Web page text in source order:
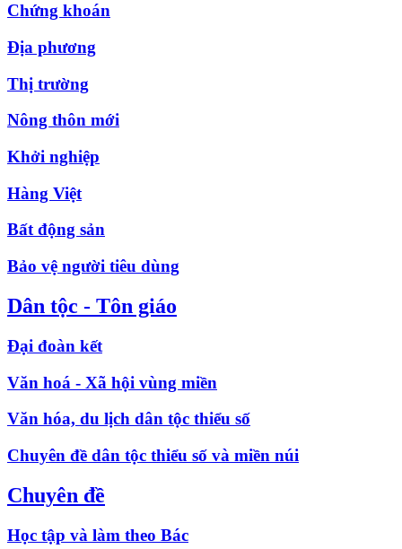
Chứng khoán
Địa phương
Thị trường
Nông thôn mới
Khởi nghiệp
Hàng Việt
Bất động sản
Bảo vệ người tiêu dùng
Dân tộc - Tôn giáo
Đại đoàn kết
Văn hoá - Xã hội vùng miền
Văn hóa, du lịch dân tộc thiểu số
Chuyên đề dân tộc thiểu số và miền núi
Chuyên đề
Học tập và làm theo Bác